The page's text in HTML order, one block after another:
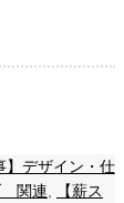
】デザイン・仕
関連
【薪ス